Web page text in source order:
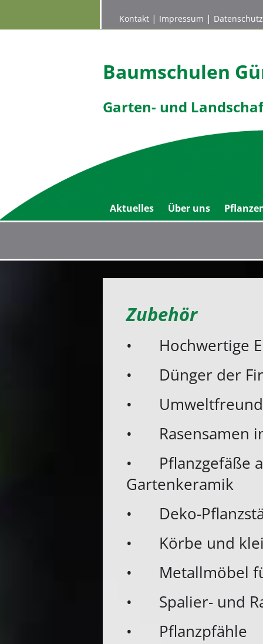
Kontakt | Impressum |
Baumschulen
Garten- und
Aktuelles Über uns
Zubehör
•
Hochwertige
•
Dünger der
•
•
Rasensamen
•
Pflanzgefäße
Gartenkeramik
•
Deko-
•
Körbe und
•
Metallmöbel
•
Spalier- und
•
Pflanzpfähle